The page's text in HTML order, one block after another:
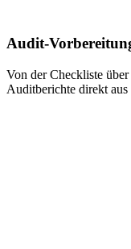
Audit-
Von der Checkliste
Auditberichte direkt